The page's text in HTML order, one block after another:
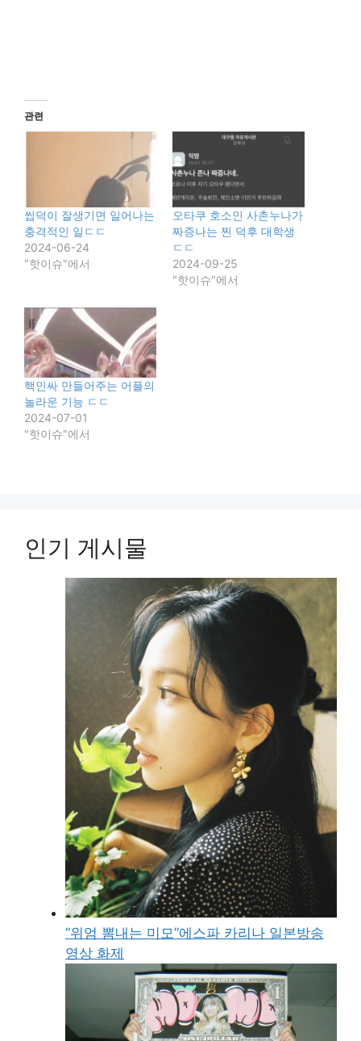
관련
씹덕이 잘생기면 일어나는
충격적인 일ㄷㄷ
2024-06-24
"핫이슈"에서
오타쿠 호소인 사촌누나가
짜증나는 찐 덕후 대학생
ㄷㄷ
2024-09-25
"핫이슈"에서
핵인싸 만들어주는 어플의
놀라운 기능 ㄷㄷ
2024-07-01
"핫이슈"에서
인기 게시물
“위엄 뽐내는 미모”에스파 카리나 일본방송
영상 화제